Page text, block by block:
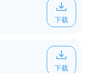
下载
下载